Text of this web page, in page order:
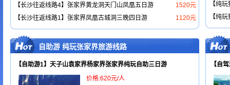
1520元
【长沙往返线路4】张家界黄龙洞天门山凤凰五日游
1120元
【长沙往返线路1】张家界凤凰古城洞三晚四日游
【纯
【纯
自助游 纯玩张家界旅游线路
【自助游1】天子山袁家界杨家界张家界纯玩自助三日游
价格:620元/人
【自